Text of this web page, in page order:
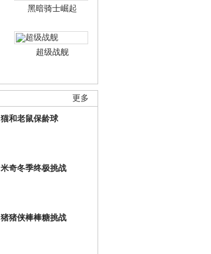
黑暗骑士崛起
超级战舰
更多
猫和老鼠保龄球
米奇冬季终极挑战
猪猪侠棒棒糖挑战